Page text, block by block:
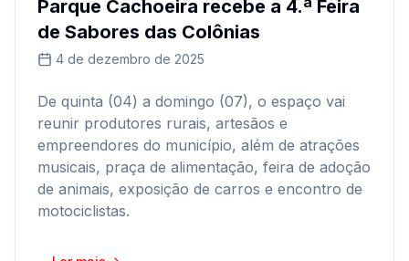
Parque Cachoeira recebe a 4.ª Feira
de Sabores das Colônias
4 de dezembro de 2025
De quinta (04) a domingo (07), o espaço vai
reunir produtores rurais, artesãos e
empreendores do município, além de atrações
musicais, praça de alimentação, feira de adoção
de animais, exposição de carros e encontro de
motociclistas.